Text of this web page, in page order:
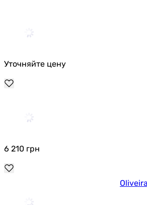
Уточняйте цену
6 210 грн